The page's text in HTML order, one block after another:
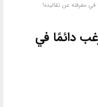
في معرفته عن تقاليده!
دائمًا في